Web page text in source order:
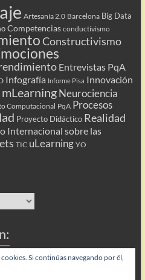
Artesanía 2.0 Barcelona Big Data
Competencias conductivismo
Constructivismo
Entrevistas PqA
Infografía Informe Pisa Innovación
mLearning Neurociencia
Computacional PqA Procesos
Proyecto Didáctico Realidad
Internacional sobre las
TIC uLearning YO
Si continúas navegando por él,